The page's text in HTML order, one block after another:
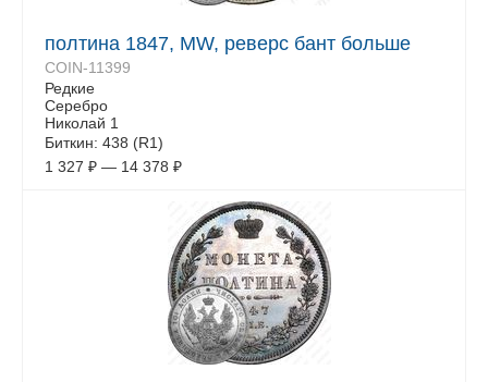
полтина 1847, MW, реверс бант больше
COIN-11399
Редкие
Серебро
Николай 1
Биткин: 438 (R1)
1 327 ₽ — 14 378 ₽